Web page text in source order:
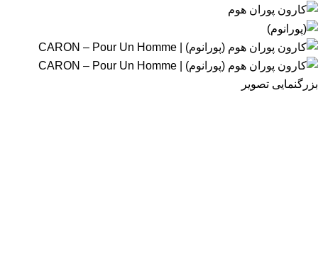
بزرگنمایی تصویر